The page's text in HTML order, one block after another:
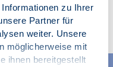
zu Ihrer
Partner für
weiter. Unsere
möglicherweise mit
ihnen bereitgestellt